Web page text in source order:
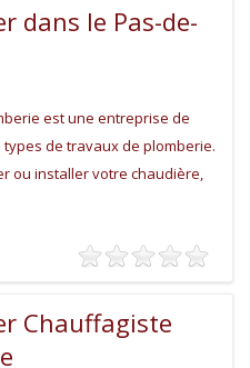
dans le Pas-de-
est une entreprise de
de travaux de plomberie.
ou installer votre chaudière,
Chauffagiste